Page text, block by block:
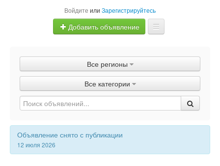
Войдите или Зарегистрируйтесь
Добавить объявление
Объявления
Быстрая продажа
Все регионы
Все категории
Объявление снято с публикации
12 июля 2026